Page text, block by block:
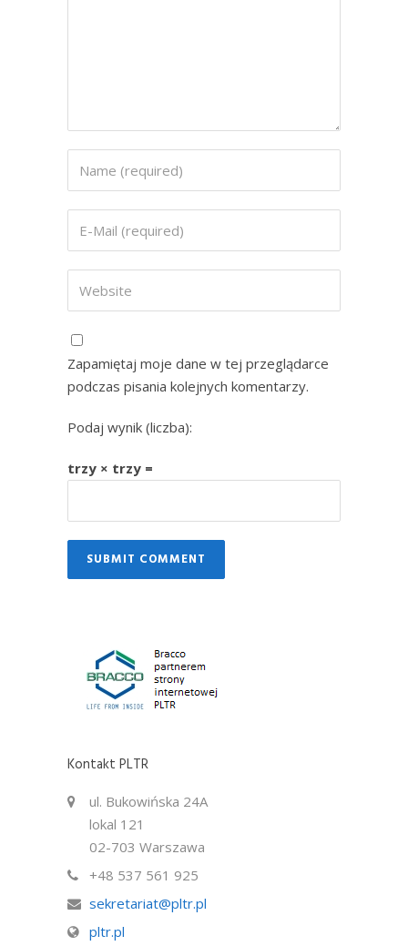
Zapamiętaj moje dane w tej przeglądarce
podczas pisania kolejnych komentarzy.
Podaj wynik (liczba):
trzy × trzy =
Kontakt PLTR
ul. Bukowińska 24A
lokal 121
02-703 Warszawa
+48 537 561 925
sekretariat@pltr.pl
pltr.pl